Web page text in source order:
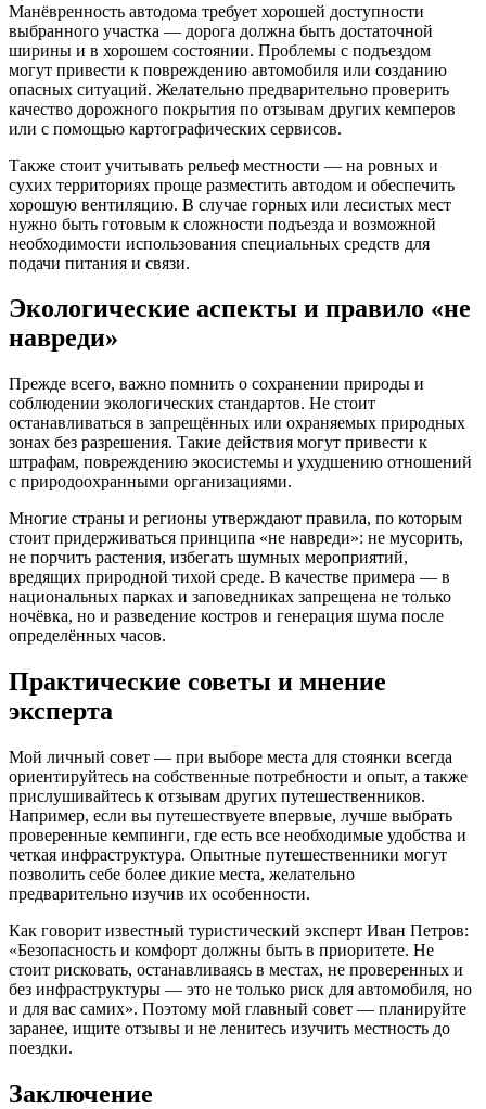
Манёвренность автодома требует хорошей доступности
выбранного участка — дорога должна быть достаточной
ширины и в хорошем состоянии. Проблемы с подъездом
могут привести к повреждению автомобиля или созданию
опасных ситуаций. Желательно предварительно проверить
качество дорожного покрытия по отзывам других кемперов
или с помощью картографических сервисов.
Также стоит учитывать рельеф местности — на ровных и
сухих территориях проще разместить автодом и обеспечить
хорошую вентиляцию. В случае горных или лесистых мест
нужно быть готовым к сложности подъезда и возможной
необходимости использования специальных средств для
подачи питания и связи.
Экологические аспекты и правило «не
навреди»
Прежде всего, важно помнить о сохранении природы и
соблюдении экологических стандартов. Не стоит
останавливаться в запрещённых или охраняемых природных
зонах без разрешения. Такие действия могут привести к
штрафам, повреждению экосистемы и ухудшению отношений
с природоохранными организациями.
Многие страны и регионы утверждают правила, по которым
стоит придерживаться принципа «не навреди»: не мусорить,
не порчить растения, избегать шумных мероприятий,
вредящих природной тихой среде. В качестве примера — в
национальных парках и заповедниках запрещена не только
ночёвка, но и разведение костров и генерация шума после
определённых часов.
Практические советы и мнение
эксперта
Мой личный совет — при выборе места для стоянки всегда
ориентируйтесь на собственные потребности и опыт, а также
прислушивайтесь к отзывам других путешественников.
Например, если вы путешествуете впервые, лучше выбрать
проверенные кемпинги, где есть все необходимые удобства и
четкая инфраструктура. Опытные путешественники могут
позволить себе более дикие места, желательно
предварительно изучив их особенности.
Как говорит известный туристический эксперт Иван Петров:
«Безопасность и комфорт должны быть в приоритете. Не
стоит рисковать, останавливаясь в местах, не проверенных и
без инфраструктуры — это не только риск для автомобиля, но
и для вас самих». Поэтому мой главный совет — планируйте
заранее, ищите отзывы и не ленитесь изучить местность до
поездки.
Заключение